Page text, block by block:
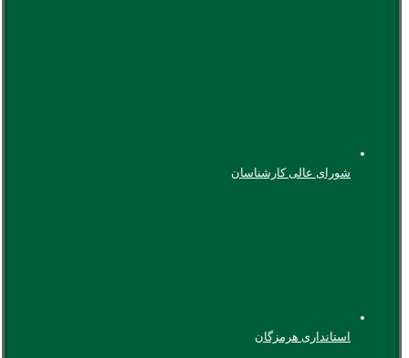
شورای عالی کارشناسان
استانداری هرمزگان